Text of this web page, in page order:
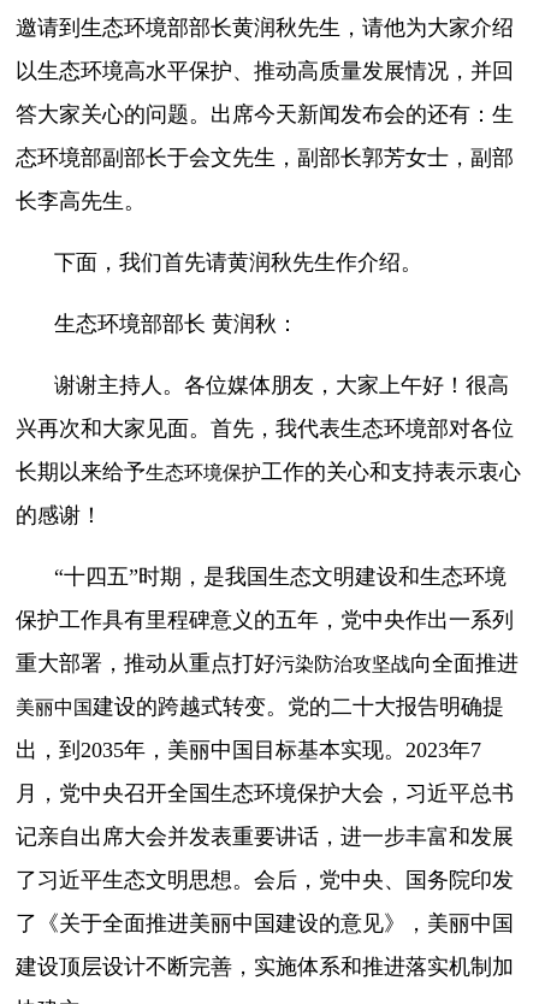
邀请到生态环境部部长黄润秋先生，请他为大家介绍
以生态环境高水平保护、推动高质量发展情况，并回
答大家关心的问题。出席今天新闻发布会的还有：生
态环境部副部长于会文先生，副部长郭芳女士，副部
长李高先生。
下面，我们首先请黄润秋先生作介绍。
生态环境部部长 黄润秋：
谢谢主持人。各位媒体朋友，大家上午好！很高
兴再次和大家见面。首先，我代表生态环境部对各位
长期以来给予生态环境保护工作的关心和支持表示衷心
的感谢！
“十四五”时期，是我国生态文明建设和生态环境
保护工作具有里程碑意义的五年，党中央作出一系列
重大部署，推动从重点打好污染防治攻坚战向全面推进
美丽中国建设的跨越式转变。党的二十大报告明确提
出，到2035年，美丽中国目标基本实现。2023年7
月，党中央召开全国生态环境保护大会，习近平总书
记亲自出席大会并发表重要讲话，进一步丰富和发展
了习近平生态文明思想。会后，党中央、国务院印发
了《关于全面推进美丽中国建设的意见》，美丽中国
建设顶层设计不断完善，实施体系和推进落实机制加